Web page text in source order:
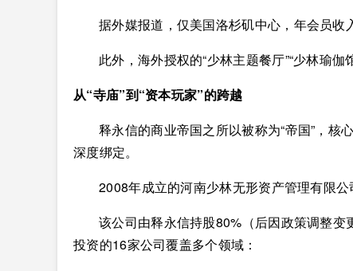
据外媒报道，仅美国洛杉矶中心，年会员收
此外，海外授权的“少林主题餐厅”“少林瑜
从“寺庙”到“资本玩家”的跨越
释永信的商业帝国之所以被称为“帝国”，
深度绑定。
2008年成立的河南少林无形资产管理有限公
该公司由释永信持股80%（后因政策调整
投资的16家公司覆盖多个领域：